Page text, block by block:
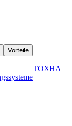
Vorteile
TOX